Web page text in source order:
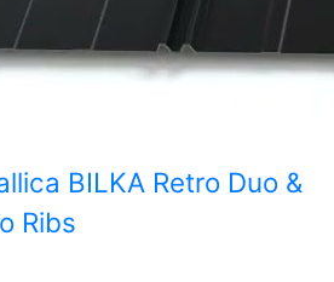
BILKA Retro Duo &
Ribs